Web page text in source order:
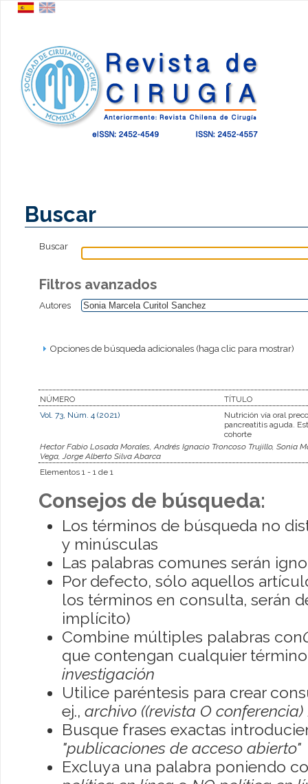
Buscar
Buscar
Filtros avanzados
Autores
Opciones de búsqueda adicionales (haga clic para mostrar)
NÚMERO
TÍTULO
Vol. 73, Núm. 4 (2021)
Nutrición vía oral
pancreatitis aguda.
cohorte
Hector Fabio Losada Morales, Andrés Ignacio Troncoso Trujillo, Sonia
Vega, Jorge Alberto Silva Abarca
Elementos 1 - 1 de 1
Consejos de búsqueda:
Los términos de búsqueda no
y minúsculas
Las palabras comunes serán
Por defecto, sólo aquellos
los términos en consulta, serán
implícito)
Combine múltiples palabras con
que contengan cualquier
investigación
Utilice paréntesis para crear
ej., archivo ((revista O conferencia)
Busque frases exactas
"publicaciones de acceso abierto"
Excluya una palabra poniendo